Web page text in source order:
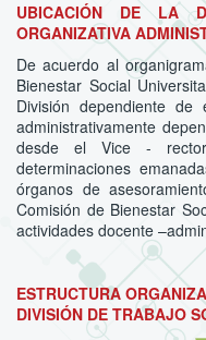
UBICACIÓN DE LA
ORGANIZATIVA
De acuerdo al
Bienestar Social
División dependiente
administrativamente
desde el Vice -
determinaciones
órganos de
Comisión de Bienestar
actividades docente
ESTRUCTURA
DIVISIÓN DE TRABAJO